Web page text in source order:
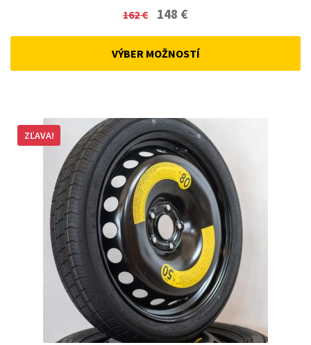
162€
Original
was:
148 €Current
VÝBER MOŽNOSTÍ
ZĽAVA!